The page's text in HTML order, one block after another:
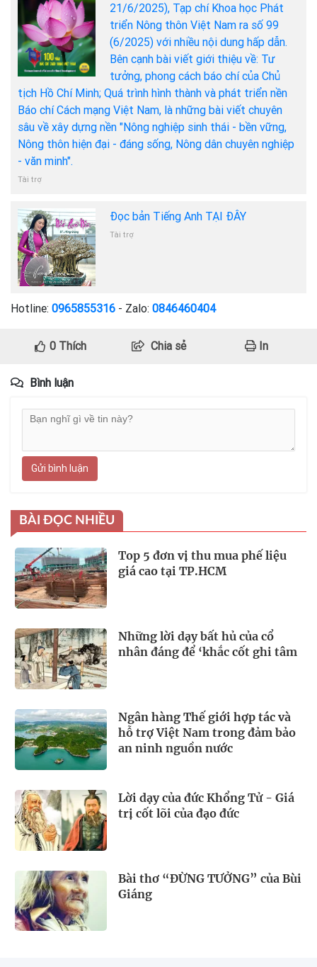
21/6/2025), Tạp chí Khoa học Phát
triển Nông thôn Việt Nam ra số 99
(6/2025) với nhiều nội dung hấp dẫn.
Bên cạnh bài viết giới thiệu về: Tư
tưởng, phong cách báo chí của Chủ
tịch Hồ Chí Minh; Quá trình hình thành và phát triển nền
Báo chí Cách mạng Việt Nam, là những bài viết chuyên
sâu về xây dựng nền "Nông nghiệp sinh thái - bền vững,
Nông thôn hiện đại - đáng sống, Nông dân chuyên nghiệp
- văn minh".
Tài trợ
Đọc bản Tiếng Anh TẠI ĐÂY
Tài trợ
Hotline: 0965855316 - Zalo: 0846460404
0Thích Chia sẻ In
Bình luận
Gửi bình luận
BÀI ĐỌC NHIỀU
Top 5 đơn vị thu mua phế liệu
giá cao tại TP.HCM
Những lời dạy bất hủ của cổ
nhân đáng để ‘khắc cốt ghi tâm
Ngân hàng Thế giới hợp tác và
hỗ trợ Việt Nam trong đảm bảo
an ninh nguồn nước
Lời dạy của đức Khổng Tử - Giá
trị cốt lõi của đạo đức
Bài thơ “ĐỪNG TƯỞNG” của Bùi
Giáng